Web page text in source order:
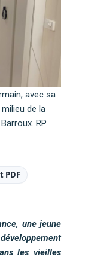
avec sa
de la
RP
PDF
une jeune
les vieilles